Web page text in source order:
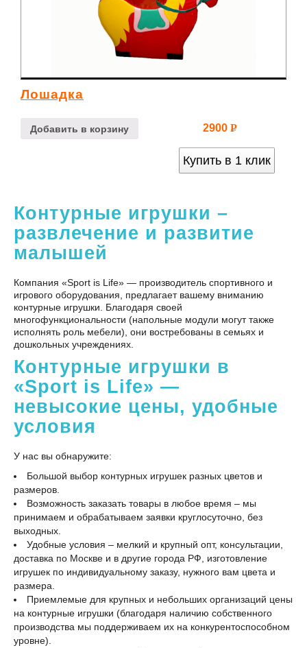
Лошадка
Добавить в корзину 2900 Р
Купить в 1 клик
Контурные игрушки –
развлечение и развитие
малышей
Компания «Sport is Life» — производитель спортивного и
игрового оборудования, предлагает вашему вниманию
контурные игрушки. Благодаря своей
многофункциональности (напольные модули могут также
исполнять роль мебели), они востребованы в семьях и
дошкольных учреждениях.
Контурные игрушки в
«Sport is Life» —
невысокие цены, удобные
условия
У нас вы обнаружите:
Большой выбор контурных игрушек разных цветов и
размеров.
Возможность заказать товары в любое время – мы
принимаем и обрабатываем заявки круглосуточно, без
выходных.
Удобные условия – мелкий и крупный опт, консультации,
доставка по Москве и в другие города РФ, изготовление
игрушек по индивидуальному заказу, нужного вам цвета и
размера.
Приемлемые для крупных и небольших организаций цены
на контурные игрушки (благодаря наличию собственного
производства мы поддерживаем их на конкурентоспособном
уровне).